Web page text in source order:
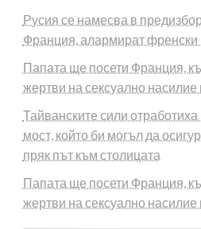
Русия се намесва в
Франция, алармират френски
Папата ще посети Франция,
жертви на сексуално
Тайванските сили
мост, който би могъл да
пряк път към столицата
Папата ще посети Франция,
жертви на сексуално